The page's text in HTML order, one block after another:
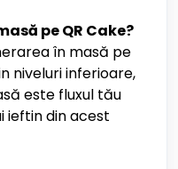
pe QR Cake?
în masă pe
niveluri inferioare,
este fluxul tău
ieftin din acest